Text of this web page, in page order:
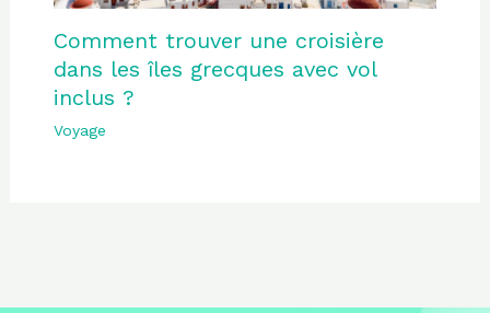
Comment trouver une croisière
dans les îles grecques avec vol
inclus ?
Voyage